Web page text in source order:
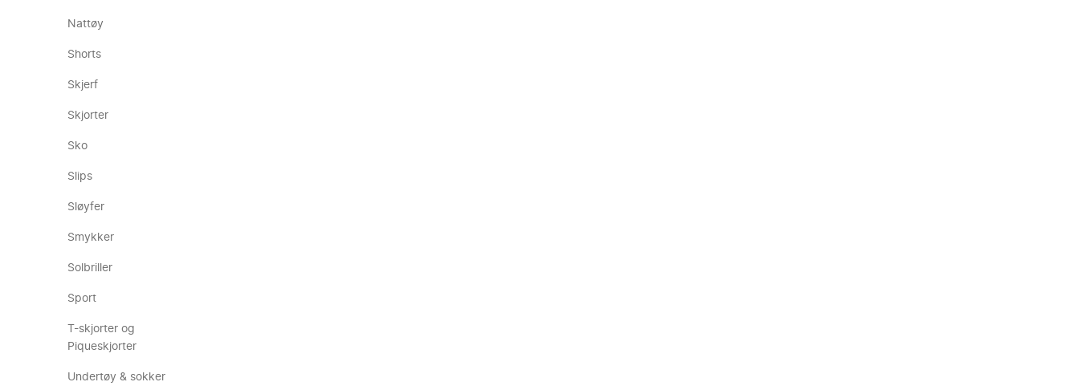
Nattøy
Shorts
Skjerf
Skjorter
Sko
Slips
Sløyfer
Smykker
Solbriller
Sport
T-skjorter og
Piqueskjorter
Undertøy & sokker